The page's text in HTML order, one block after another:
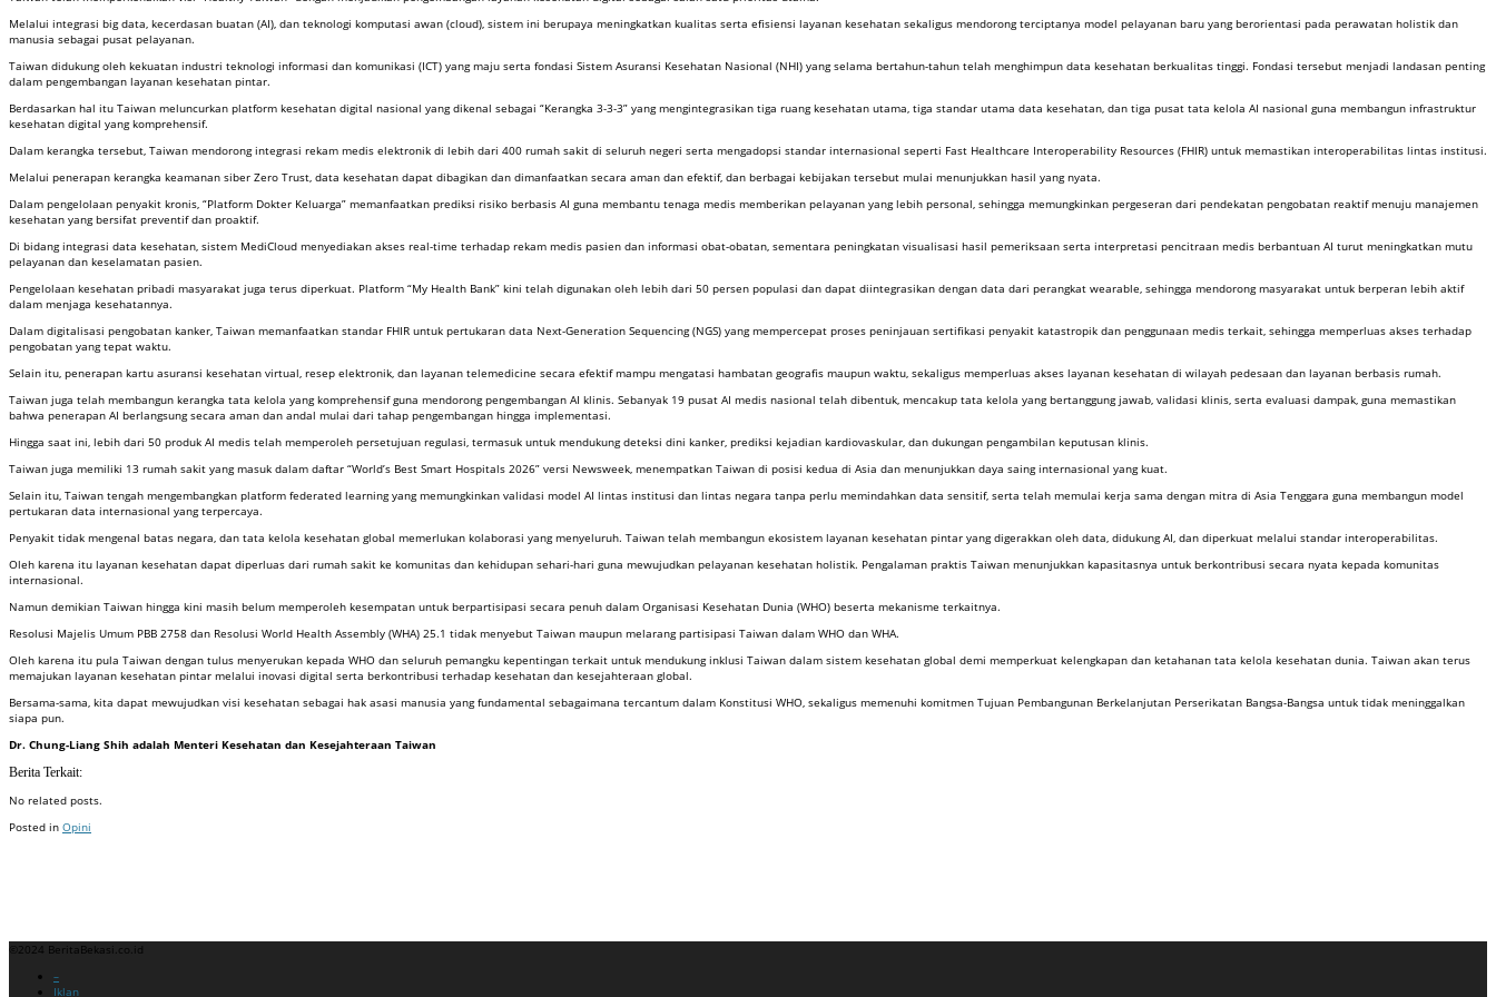
Melalui integrasi big data, kecerdasan buatan (AI), dan teknologi komputasi awan (cloud), sistem ini berupaya meningkatkan kualitas serta efisiensi layanan kesehatan sekaligus mendorong terciptanya model pelayanan baru yang berorientasi pada perawatan holistik dan
manusia sebagai pusat pelayanan.
Taiwan didukung oleh kekuatan industri teknologi informasi dan komunikasi (ICT) yang maju serta fondasi Sistem Asuransi Kesehatan Nasional (NHI) yang selama bertahun-tahun telah menghimpun data kesehatan berkualitas tinggi. Fondasi tersebut menjadi landasan penting
dalam pengembangan layanan kesehatan pintar.
Berdasarkan hal itu Taiwan meluncurkan platform kesehatan digital nasional yang dikenal sebagai “Kerangka 3-3-3” yang mengintegrasikan tiga ruang kesehatan utama, tiga standar utama data kesehatan, dan tiga pusat tata kelola AI nasional guna membangun infrastruktur
kesehatan digital yang komprehensif.
Dalam kerangka tersebut, Taiwan mendorong integrasi rekam medis elektronik di lebih dari 400 rumah sakit di seluruh negeri serta mengadopsi standar internasional seperti Fast Healthcare Interoperability Resources (FHIR) untuk memastikan interoperabilitas lintas institusi.
Melalui penerapan kerangka keamanan siber Zero Trust, data kesehatan dapat dibagikan dan dimanfaatkan secara aman dan efektif, dan berbagai kebijakan tersebut mulai menunjukkan hasil yang nyata.
Dalam pengelolaan penyakit kronis, “Platform Dokter Keluarga” memanfaatkan prediksi risiko berbasis AI guna membantu tenaga medis memberikan pelayanan yang lebih personal, sehingga memungkinkan pergeseran dari pendekatan pengobatan reaktif menuju manajemen
kesehatan yang bersifat preventif dan proaktif.
Di bidang integrasi data kesehatan, sistem MediCloud menyediakan akses real-time terhadap rekam medis pasien dan informasi obat-obatan, sementara peningkatan visualisasi hasil pemeriksaan serta interpretasi pencitraan medis berbantuan AI turut meningkatkan mutu
pelayanan dan keselamatan pasien.
Pengelolaan kesehatan pribadi masyarakat juga terus diperkuat. Platform “My Health Bank” kini telah digunakan oleh lebih dari 50 persen populasi dan dapat diintegrasikan dengan data dari perangkat wearable, sehingga mendorong masyarakat untuk berperan lebih aktif
dalam menjaga kesehatannya.
Dalam digitalisasi pengobatan kanker, Taiwan memanfaatkan standar FHIR untuk pertukaran data Next-Generation Sequencing (NGS) yang mempercepat proses peninjauan sertifikasi penyakit katastropik dan penggunaan medis terkait, sehingga memperluas akses terhadap
pengobatan yang tepat waktu.
Selain itu, penerapan kartu asuransi kesehatan virtual, resep elektronik, dan layanan telemedicine secara efektif mampu mengatasi hambatan geografis maupun waktu, sekaligus memperluas akses layanan kesehatan di wilayah pedesaan dan layanan berbasis rumah.
Taiwan juga telah membangun kerangka tata kelola yang komprehensif guna mendorong pengembangan AI klinis. Sebanyak 19 pusat AI medis nasional telah dibentuk, mencakup tata kelola yang bertanggung jawab, validasi klinis, serta evaluasi dampak, guna memastikan
bahwa penerapan AI berlangsung secara aman dan andal mulai dari tahap pengembangan hingga implementasi.
Hingga saat ini, lebih dari 50 produk AI medis telah memperoleh persetujuan regulasi, termasuk untuk mendukung deteksi dini kanker, prediksi kejadian kardiovaskular, dan dukungan pengambilan keputusan klinis.
Taiwan juga memiliki 13 rumah sakit yang masuk dalam daftar “World’s Best Smart Hospitals 2026” versi Newsweek, menempatkan Taiwan di posisi kedua di Asia dan menunjukkan daya saing internasional yang kuat.
Selain itu, Taiwan tengah mengembangkan platform federated learning yang memungkinkan validasi model AI lintas institusi dan lintas negara tanpa perlu memindahkan data sensitif, serta telah memulai kerja sama dengan mitra di Asia Tenggara guna membangun model
pertukaran data internasional yang terpercaya.
Penyakit tidak mengenal batas negara, dan tata kelola kesehatan global memerlukan kolaborasi yang menyeluruh. Taiwan telah membangun ekosistem layanan kesehatan pintar yang digerakkan oleh data, didukung AI, dan diperkuat melalui standar interoperabilitas.
Oleh karena itu layanan kesehatan dapat diperluas dari rumah sakit ke komunitas dan kehidupan sehari-hari guna mewujudkan pelayanan kesehatan holistik. Pengalaman praktis Taiwan menunjukkan kapasitasnya untuk berkontribusi secara nyata kepada komunitas
internasional.
Namun demikian Taiwan hingga kini masih belum memperoleh kesempatan untuk berpartisipasi secara penuh dalam Organisasi Kesehatan Dunia (WHO) beserta mekanisme terkaitnya.
Resolusi Majelis Umum PBB 2758 dan Resolusi World Health Assembly (WHA) 25.1 tidak menyebut Taiwan maupun melarang partisipasi Taiwan dalam WHO dan WHA.
Oleh karena itu pula Taiwan dengan tulus menyerukan kepada WHO dan seluruh pemangku kepentingan terkait untuk mendukung inklusi Taiwan dalam sistem kesehatan global demi memperkuat kelengkapan dan ketahanan tata kelola kesehatan dunia. Taiwan akan terus
memajukan layanan kesehatan pintar melalui inovasi digital serta berkontribusi terhadap kesehatan dan kesejahteraan global.
Bersama-sama, kita dapat mewujudkan visi kesehatan sebagai hak asasi manusia yang fundamental sebagaimana tercantum dalam Konstitusi WHO, sekaligus memenuhi komitmen Tujuan Pembangunan Berkelanjutan Perserikatan Bangsa-Bangsa untuk tidak meninggalkan
siapa pun.
Dr. Chung-Liang Shih adalah Menteri Kesehatan dan Kesejahteraan Taiwan
Berita Terkait:
No related posts.
Posted in Opini
©2024 BeritaBekasi.co.id
Menu–
Iklan